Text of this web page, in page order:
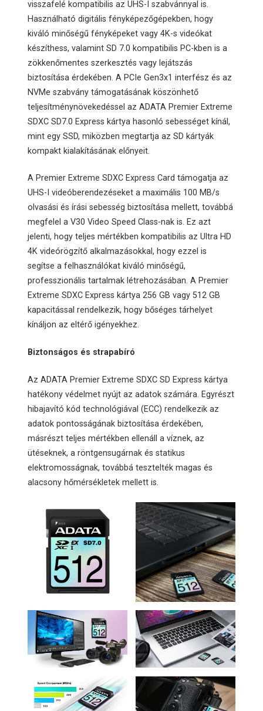
visszafelé kompatibilis az UHS-I szabvánnyal is.
Használható digitális fényképezőgépekben, hogy
kiváló minőségű fényképeket vagy 4K-s videókat
készíthess, valamint SD 7.0 kompatibilis PC-kben is a
zökkenőmentes szerkesztés vagy lejátszás
biztosítása érdekében. A PCIe Gen3x1 interfész és az
NVMe szabvány támogatásának köszönhető
teljesítménynövekedéssel az ADATA Premier Extreme
SDXC SD7.0 Express kártya hasonló sebességet kínál,
mint egy SSD, miközben megtartja az SD kártyák
kompakt kialakításának előnyeit.
A Premier Extreme SDXC Express Card támogatja az
UHS-I videóberendezéseket a maximális 100 MB/s
olvasási és írási sebesség biztosítása mellett, továbbá
megfelel a V30 Video Speed Class-nak is. Ez azt
jelenti, hogy teljes mértékben kompatibilis az Ultra HD
4K videórögzítő alkalmazásokkal, hogy ezzel is
segítse a felhasználókat kiváló minőségű,
professzionális tartalmak létrehozásában. A Premier
Extreme SDXC Express kártya 256 GB vagy 512 GB
kapacitással rendelkezik, hogy bőséges tárhelyet
kínáljon az eltérő igényekhez.
Biztonságos és strapabíró
Az ADATA Premier Extreme SDXC SD Express kártya
hatékony védelmet nyújt az adatok számára. Egyrészt
hibajavító kód technológiával (ECC) rendelkezik az
adatok pontosságának biztosítása érdekében,
másrészt teljes mértékben ellenáll a víznek, az
ütéseknek, a röntgensugárnak és statikus
elektromosságnak, továbbá tesztelték magas és
alacsony hőmérsékletek mellett is.